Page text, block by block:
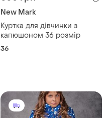
New Mark
Куртка для дівчинки з
капюшоном 36 розмір
36